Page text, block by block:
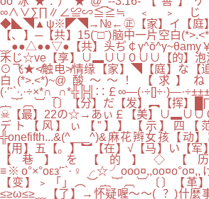
∞∧∨∑∏∥∠≌∽≦≧≒﹤﹥
◆◣◥▲ψ※◤◥→№←㊣【家】イ【庭】
【、】─【共】15(ˉ□ˉ)脑中一片空白
﹏●●△●●▽●【共】头ぢ￠γ^ō^γ~θamy
禾じ☆ve【享】∪▂∪∪０∪∪【的】
⊙飞★≮触电≯情缘【家】◥【庭】な【追
白(*>.<*)~@酸～～！【求】ね【,
(·′ˉ`·.·÷×*∩_∩*╬╠╣∷￡
︷︸︹︺〔〕【分】だ【发】︻【挥】
☠【最】22の☆→あぃ￡【美】∪▂∪∪
デト【风】ぃ【”】】【示】四【
╬onefifth...&(^___^)&麻花辫女孩【动
【用】五【。】︼【在】√【马】い【军
【巷】を【的】◇【
【变】﹥「」︵︶︷︸︹︺〔〕【革
≤≥ω≤≥﹏【了】→怀疑喔～～(_？)什麼